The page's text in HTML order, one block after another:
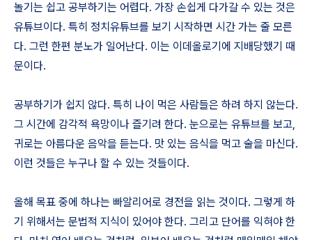
놀기는 쉽고 공부하기는 어렵다. 가장 손쉽게 다가갈 수 있는 것은
유튜브이다. 특히 정치유튜브를 보기 시작하면 시간 가는 줄 모른
다. 그런 한편 분노가 일어난다. 이는 이데올로기에 지배당했기 때
문이다.
공부하기가 쉽지 않다. 특히 나이 먹은 사람들은 하려 하지 않는다.
그 시간에 감각적 욕망이나 즐기려 한다. 눈으로는 유튜브를 보고,
귀로는 아름다운 음악을 듣는다. 맛 있는 음식을 먹고 술을 마신다.
이런 것들은 누구나 할 수 있는 것들이다.
올해 목표 중에 하나는 빠알리어로 경전을 읽는 것이다. 그렇게 하
기 위해서는 문법적 지식이 있어야 한다. 그리고 단어를 익혀야 한